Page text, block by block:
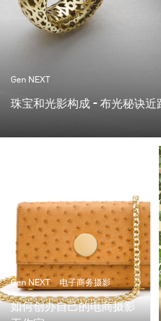
Gen NEXT
珠宝和光影构成 - 布光秘诀近
当我开始自己创业的时候，
知道什么时候能拿到钱，也
电话。幸运的是，我与当地
Gen NEXT 电子商务摄影
如何创办自己的电商摄影